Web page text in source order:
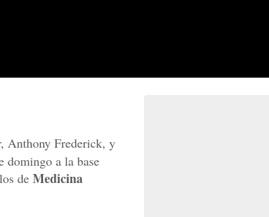
Anthony Frederick, y
domingo a la base
de Medicina